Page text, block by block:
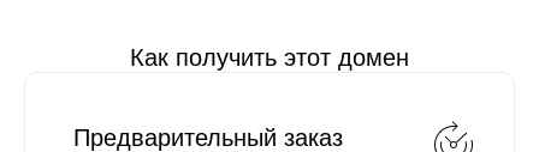
Как получить этот домен
Предварительный заказ